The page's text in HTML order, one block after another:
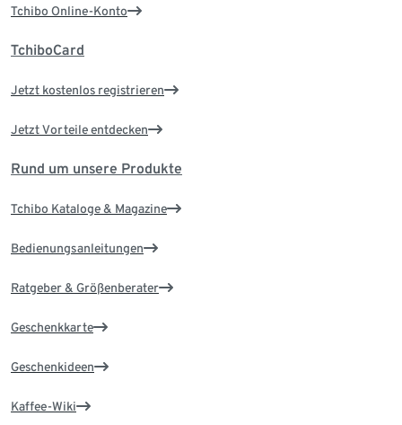
Tchibo Online-Konto
TchiboCard
Jetzt kostenlos registrieren
Jetzt Vorteile entdecken
Rund um unsere Produkte
Tchibo Kataloge & Magazine
Bedienungsanleitungen
Ratgeber & Größenberater
Geschenkkarte
Geschenkideen
Kaffee-Wiki